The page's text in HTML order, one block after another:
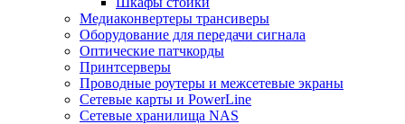
Медиаконвертеры трансиверы
Оборудование для передачи сигнала
Оптические патчкорды
Принтсерверы
Проводные роутеры и межсетевые экраны
Сетевые карты и PowerLine
Сетевые хранилища NAS